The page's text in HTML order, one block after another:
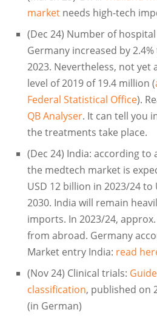
marketneeds high-tech
(Dec 24) Number of
Germany increased by
2023. Nevertheless, not yet
level of 2019 of 19.4 million (
Federal Statistical Office).
QB Analyser. It can tell you
the treatments take place.
(Dec 24) India: according to
the medtech market is
USD 12 billion in 2023/24 to
2030. India will remain
imports. In 2023/24,
from abroad. Germany
Market entry India: read
(Nov 24) Clinical trials:
classification, published on
(in German)